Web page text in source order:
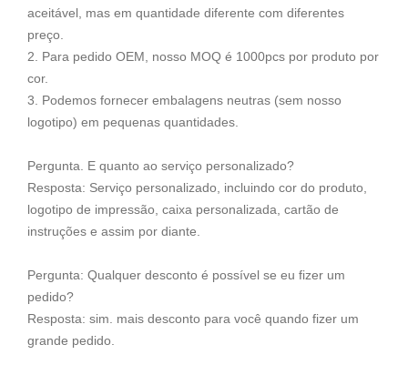
aceitável, mas em quantidade diferente com diferentes
preço.
2. Para pedido OEM, nosso MOQ é 1000pcs por produto por
cor.
3. Podemos fornecer embalagens neutras (sem nosso
logotipo) em pequenas quantidades.
Pergunta. E quanto ao serviço personalizado?
Resposta: Serviço personalizado, incluindo cor do produto,
logotipo de impressão, caixa personalizada, cartão de
instruções e assim por diante.
Pergunta: Qualquer desconto é possível se eu fizer um
pedido?
Resposta: sim. mais desconto para você quando fizer um
grande pedido.